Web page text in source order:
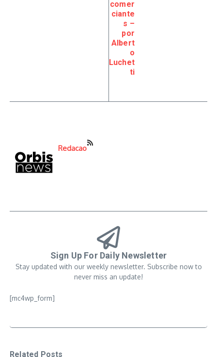
comer
ciante
s –
por
Albert
o
Luchet
ti
Redacao
Sign Up For Daily Newsletter
Stay updated with our weekly newsletter. Subscribe now to
never miss an update!
[mc4wp_form]
Related Posts